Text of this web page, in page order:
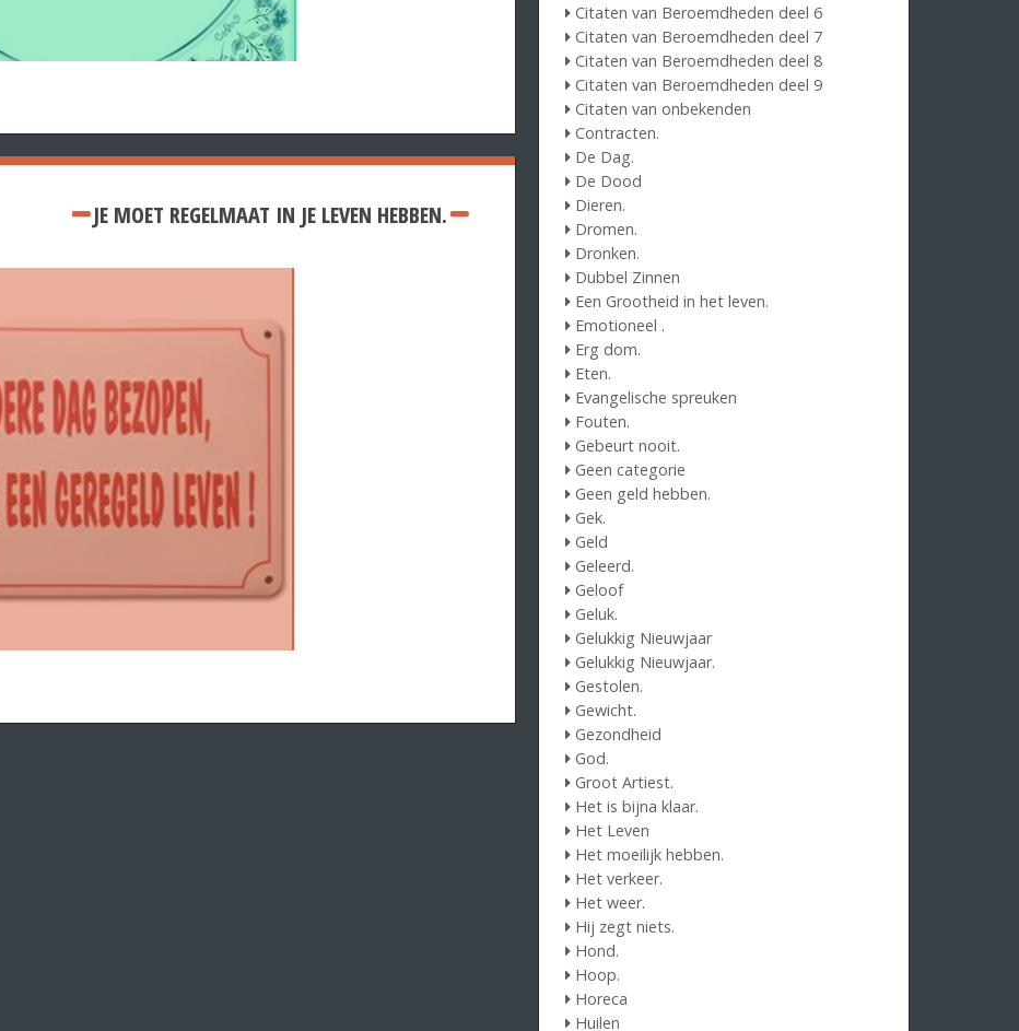
JE MOET REGELMAAT IN JE LEVEN HEBBEN.
Citaten van Beroemdheden deel 6
Citaten van Beroemdheden deel 7
Citaten van Beroemdheden deel 8
Citaten van Beroemdheden deel 9
Citaten van onbekenden
Contracten.
De Dag.
De Dood
Dieren.
Dromen.
Dronken.
Dubbel Zinnen
Een Grootheid in het leven.
Emotioneel .
Erg dom.
Eten.
Evangelische spreuken
Fouten.
Gebeurt nooit.
Geen categorie
Geen geld hebben.
Gek.
Geld
Geleerd.
Geloof
Geluk.
Gelukkig Nieuwjaar
Gelukkig Nieuwjaar.
Gestolen.
Gewicht.
Gezondheid
God.
Groot Artiest.
Het is bijna klaar.
Het Leven
Het moeilijk hebben.
Het verkeer.
Het weer.
Hij zegt niets.
Hond.
Hoop.
Horeca
Huilen